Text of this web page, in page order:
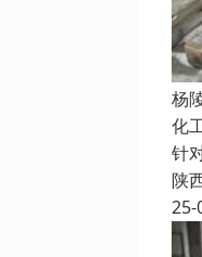
杨
化
针
陕
25-